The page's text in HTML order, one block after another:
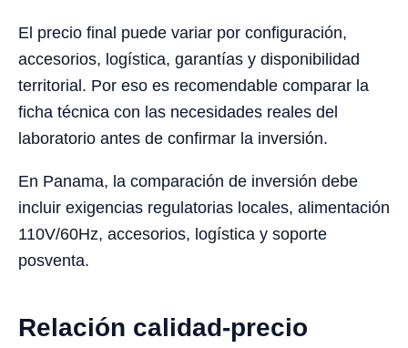
El precio final puede variar por configuración,
accesorios, logística, garantías y disponibilidad
territorial. Por eso es recomendable comparar la
ficha técnica con las necesidades reales del
laboratorio antes de confirmar la inversión.
En Panama, la comparación de inversión debe
incluir exigencias regulatorias locales, alimentación
110V/60Hz, accesorios, logística y soporte
posventa.
Relación calidad-precio